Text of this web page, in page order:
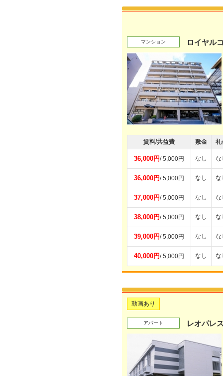
マンション ロイヤル
賃料/共益費 敷金 礼
36,000円/ 5,000円 なし な
36,000円/ 5,000円 なし な
37,000円/ 5,000円 なし な
38,000円/ 5,000円 なし な
39,000円/ 5,000円 なし な
40,000円/ 5,000円 なし な
動画あり
アパート レオパレ